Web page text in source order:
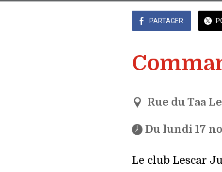
PARTAGER
Rue du Taa
Du lundi 17
Le club Lescar